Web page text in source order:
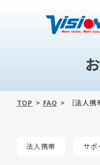
TOP FAQ ［法人
法人携帯 サポ